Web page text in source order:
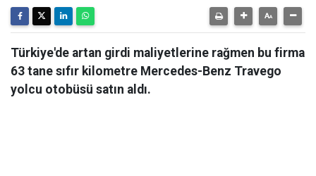
Türkiye'de artan girdi maliyetlerine rağmen bu firma
63 tane sıfır kilometre Mercedes-Benz Travego
yolcu otobüsü satın aldı.